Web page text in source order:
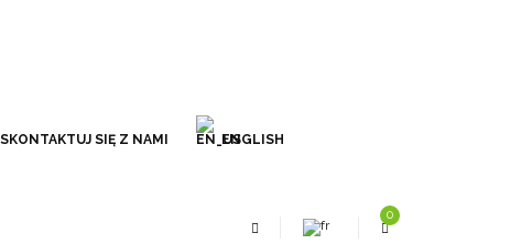
SKONTAKTUJ SIĘ Z NAMI ENGLISH
0